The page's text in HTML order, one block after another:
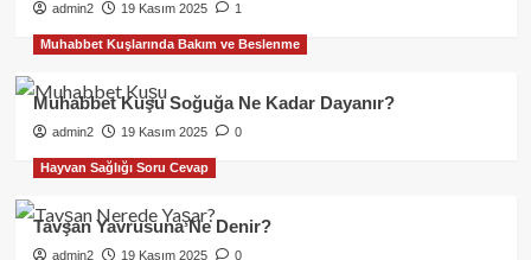
admin2 19 Kasım 2025 1
Muhabbet Kuşlarında Bakım ve Beslenme
Muhabbet Kuşu Soğuğa Ne Kadar Dayanır?
admin2 19 Kasım 2025 0
Hayvan Sağlığı Soru Cevap
Tavşan Yavrusuna Ne Denir?
admin2 19 Kasım 2025 0